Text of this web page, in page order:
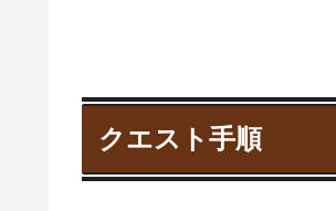
クエスト手順